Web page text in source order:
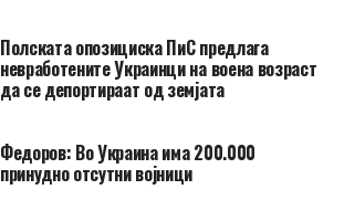
Полската опозициска ПиС предлага
невработените Украинци на воена возраст
да се депортираат од земјата
Федоров: Во Украина има 200.000
принудно отсутни војници